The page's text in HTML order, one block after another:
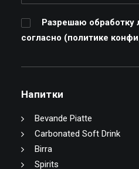
Разрешаю
согласно (политике
Напитки
Bevande Piatte
Carbonated Soft Drink
Birra
Spirits